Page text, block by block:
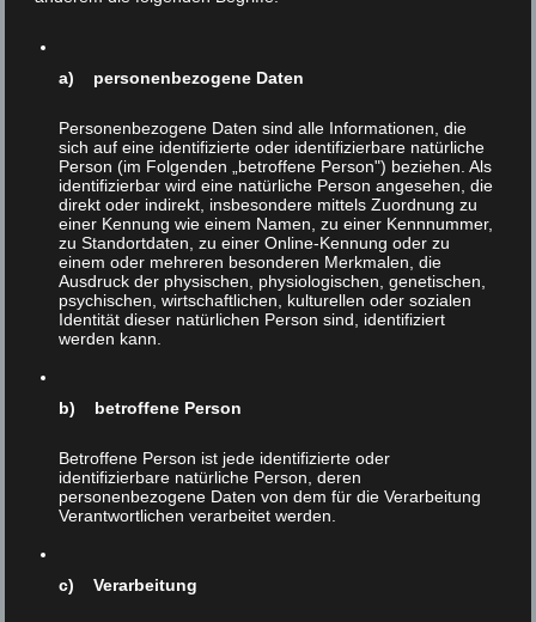
moralisch nicht mehr zu halten war. Solche
Umbruchphasen sind durch zweierlei gekennzeichnet:
Unsicherheit. Warum? Weil vorhandene gesetzliche
Bestimmungen neuen moralischen Vorstellungen und
Forderungen hinterherhinken. Ein historisches Beispiel:
Im Jahr 1839 segelte vor der kubanischen Küste das
Sklavenschiff ‚La Amistad‘, weil die Sklaven an Bord auf
Kuba noch etwas ‚aufgepäppelt‘ werden sollten, bevor
sie in die USA verkauft werden sollten. Da erlaubte sich
der Schiffskoch einen üblen Scherz, indem er den Sklaven
führte zu einem Aufstand der Sklaven, in dessen Verlauf
diese die Besatzung und den Kapitän töteten. Die beiden
Geiseln genommen und gezwungen, das Schiff nach
Afrika zu führen. Sie tricksten die Sklaven aber aus und
brachten statt dessen das Schiff nordwärts in einen US-
und den Rädelsführern drohte die Todesstrafe.“
a) personenbezogene Daten
Personenbezogene Daten sind alle Informationen, die
sich auf eine identifizierte oder identifizierbare natürliche
Person (im Folgenden „betroffene Person") beziehen. Als
identifizierbar wird eine natürliche Person angesehen, die
direkt oder indirekt, insbesondere mittels Zuordnung zu
einer Kennung wie einem Namen, zu einer Kennnummer,
zu Standortdaten, zu einer Online-Kennung oder zu
einem oder mehreren besonderen Merkmalen, die
Ausdruck der physischen, physiologischen, genetischen,
psychischen, wirtschaftlichen, kulturellen oder sozialen
Identität dieser natürlichen Person sind, identifiziert
werden kann.
b) betroffene Person
Betroffene Person ist jede identifizierte oder
identifizierbare natürliche Person, deren
personenbezogene Daten von dem für die Verarbeitung
Verantwortlichen verarbeitet werden.
c) Verarbeitung